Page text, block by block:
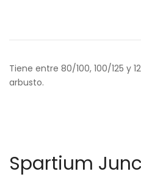
desde
5.50€
Tiene entre 80/100, 100/125 y
arbusto.
Spartium